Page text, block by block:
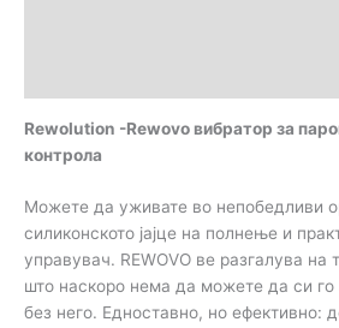
Rewolution -Rewovo вибратор за
контрола
Можете да уживате во непобедливи
силиконското јајце на полнење и
управувач. REWOVO ве разгалува на
што наскоро нема да можете да си го
без него. Едноставно, но ефективно: